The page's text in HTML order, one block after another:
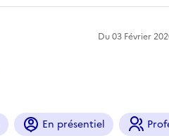
Du 03 Février
En présentiel